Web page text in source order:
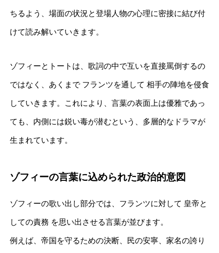
ちるよう、場面の状況と登場人物の心理に密接に結び付
けて読み解いていきます。
ゾフィーとトートは、歌詞の中で互いを直接罵倒するの
ではなく、あくまで フランツを通して 相手の陣地を侵食
していきます。これにより、言葉の表面上は優雅であっ
ても、内側には鋭い毒が潜むという、多層的なドラマが
生まれています。
ゾフィーの言葉に込められた政治的意図
ゾフィーの歌い出し部分では、フランツに対して 皇帝と
しての責務 を思い出させる言葉が並びます。
例えば、帝国を守るための決断、民の安寧、家名の誇り